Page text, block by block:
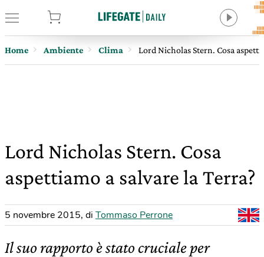
Home Ambiente Clima Lord Nicholas Stern. Cosa
Lord Nicholas Stern. Cosa
aspettiamo a salvare la Terra?
5 novembre 2015, di Tommaso Perrone
Il suo rapporto è stato cruciale per